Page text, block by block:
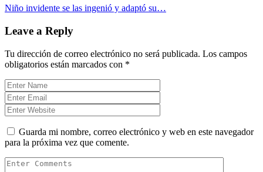
Niño invidente se las ingenió y adaptó su…
Leave a Reply
Tu dirección de correo electrónico no será publicada. Los campos
obligatorios están marcados con *
Guarda mi nombre, correo electrónico y web en este navegador
para la próxima vez que comente.